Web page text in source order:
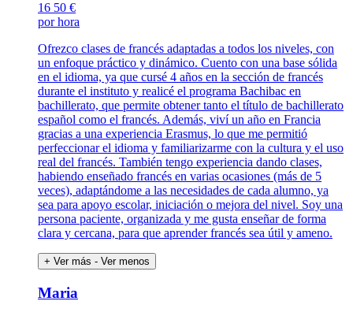
16 50 €
por hora
Ofrezco clases de francés adaptadas a todos los niveles, con
un enfoque práctico y dinámico. Cuento con una base sólida
en el idioma, ya que cursé 4 años en la sección de francés
durante el instituto y realicé el programa Bachibac en
bachillerato, que permite obtener tanto el título de bachillerato
español como el francés. Además, viví un año en Francia
gracias a una experiencia Erasmus, lo que me permitió
perfeccionar el idioma y familiarizarme con la cultura y el uso
real del francés. También tengo experiencia dando clases,
habiendo enseñado francés en varias ocasiones (más de 5
veces), adaptándome a las necesidades de cada alumno, ya
sea para apoyo escolar, iniciación o mejora del nivel. Soy una
persona paciente, organizada y me gusta enseñar de forma
clara y cercana, para que aprender francés sea útil y ameno.
+ Ver más - Ver menos
Maria